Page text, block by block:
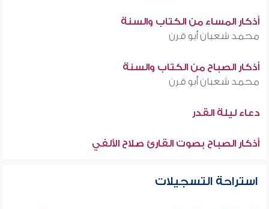
أذكار المساء من الكتاب والسنة
محمد شعبان أبو قرن
أذكار الصباح من الكتاب والسنة
محمد شعبان أبو قرن
دعاء ليلة القدر
أذكار الصباح بصوت القارئ صلاح الألفي
استراحة التسجيلات